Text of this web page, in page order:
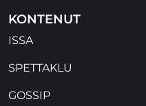
KONTENUT
ISSA
SPETTAKLU
GOSSIP